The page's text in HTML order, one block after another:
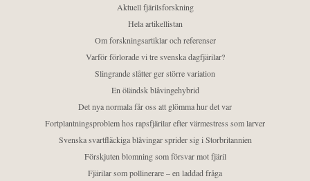
Aktuell fjärilsforskning
Hela artikellistan
Om forskningsartiklar och referenser
Varför förlorade vi tre svenska dagfjärilar?
Slingrande slåtter ger större variation
En öländsk blåvingehybrid
Det nya normala får oss att glömma hur det var
Fortplantningsproblem hos rapsfjärilar efter värmestress som larver
Svenska svartfläckiga blåvingar sprider sig i Storbritannien
Förskjuten blomning som försvar mot fjäril
Fjärilar som pollinerare – en laddad fråga